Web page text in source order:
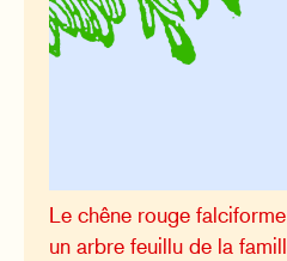
Le chêne rouge
un arbre feuillu de la